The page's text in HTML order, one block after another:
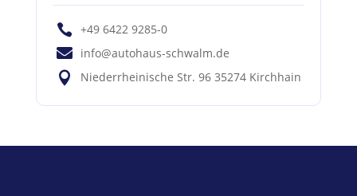
 +49 6422 9285-0
 info@autohaus-schwalm.de
 Niederrheinische Str. 96 35274 Kirchhain